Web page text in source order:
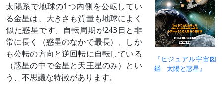
太陽系で地球の1つ内側を公転してい
る金星は、大きさも質量も地球によく
似た惑星です。自転周期が243日と非
常に長く（惑星のなかで最長）、しか
も公転の方向と逆回転に自転している
（惑星の中で金星と天王星のみ）とい
う、不思議な特徴があります。
『ビジュアル宇宙図
鑑 太陽と惑星』